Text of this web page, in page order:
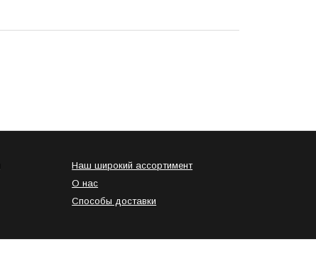
Наш широкий ассортимент
О нас
Способы доставки